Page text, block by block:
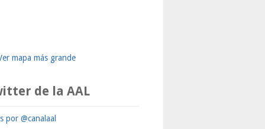
mapa más grande
de la AAL
por @canalaal